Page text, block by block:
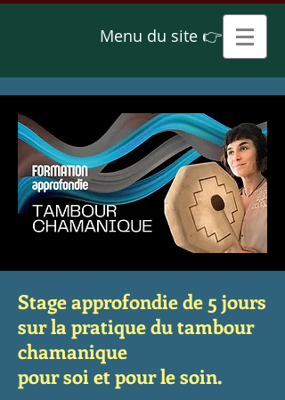
Menu du site 👉
Stage approfondie de 5 jours
sur la pratique du tambour
chamanique
pour soi et pour le soin.